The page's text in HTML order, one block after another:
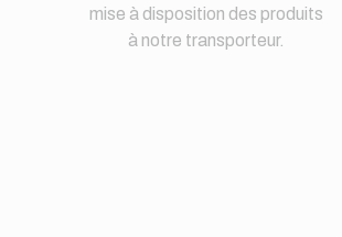
mise à disposition des produits
à notre transporteur.